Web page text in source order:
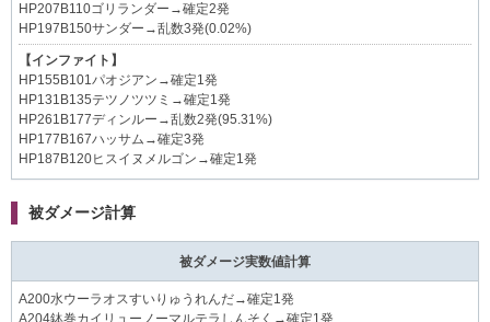
HP207B110ゴリランダー→確定2発
HP197B150サンダー→乱数3発(0.02%)
【インファイト】
HP155B101パオジアン→確定1発
HP131B135テツノツツミ→確定1発
HP261B177ディンルー→乱数2発(95.31%)
HP177B167ハッサム→確定3発
HP187B120ヒスイヌメルゴン→確定1発
被ダメージ計算
被ダメージ実数値計算
A200水ウーラオスすいりゅうれんだ→確定1発
A204鉢巻カイリューノーマルテラしんそく→確定1発